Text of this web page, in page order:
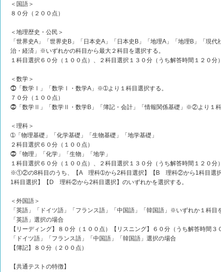
＜国語＞
８０分（２００点）
＜地理歴史・公民＞
「世界史A」「世界史B」「日本史A」「日本史B」「地理A」「地理B」「現
治・経済」※いずれかの科目から最大２科目を選択する。
１科目選択６０分（１００点）、２科目選択１３０分（うち解答時間１２０分
＜数学＞
⓵「数学Ⅰ」「数学Ⅰ・数学A」※➀より１科目選択する。
７０分（１００点）
⓶「数学Ⅱ」「数学Ⅱ・数学B」「簿記・会計」「情報関係基礎」※②より１科
＜理科＞
➀「物理基礎」「化学基礎」「生物基礎」「地学基礎」
２科目選択６０分（１００点）
⓶「物理」「化学」「生物」「地学」
１科目選択６０分（１００点）、２科目選択１３０分（うち解答時間１２０分
※①②の8科目のうち、【A 理科➀から2科目選択】【B 理科②から1科目選
1科目選択】【D 理科②から2科目選択】のいずれかを選択する。
＜外国語＞
「英語」「ドイツ語」「フランス語」「中国語」「韓国語」※いずれか１科目
「英語」選択の場合
【リーディング】８０分（１００点）【リスニング】６０分（うち解答時間３
「ドイツ語」「フランス語」「中国語」「韓国語」選択の場合
【簿記】８０分（２００点）
【共通テストの特徴】